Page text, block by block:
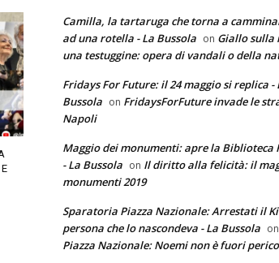
Camilla, la tartaruga che torna a
ad una rotella - La Bussola on Giallo sulla
una testuggine: opera di vandali o della
Fridays For Future: il 24 maggio si replica -
Bussola on FridaysForFuture invade le
Napoli
Maggio dei monumenti: apre la Biblioteca
- La Bussola on Il diritto alla felicità: il
monumenti 2019
Sparatoria Piazza Nazionale: Arrestati il
persona che lo nascondeva - La Bussola on
Piazza Nazionale: Noemi non è fuori